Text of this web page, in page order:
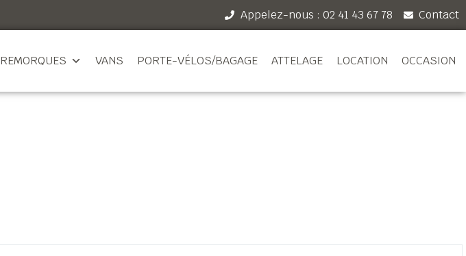
Appelez-nous : 02 41 43 67 78 Contact
REMORQUES VANS PORTE-VÉLOS/BAGAGE ATTELAGE LOCATION OCCASION